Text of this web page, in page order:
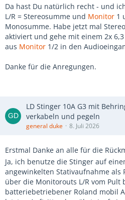
Da hast Du natürlich recht - und
L/R = Stereosumme und Monitor 1
Monosumme. Habe jetzt mal
aktiviert und gehe mit einem 2x
aus Monitor 1/2 in den
Danke für die Anregungen.
LD Stinger 10A G3 mit
verkabeln und pegeln
general duke 8. Juli 2026
Erstmal Danke an alle für die
Ja, ich benutze die Stinger auf
angewinkelten Stativaufnahme als
über die Monitorouts L/R vom Pult
batteriebetriebener Roland mobil